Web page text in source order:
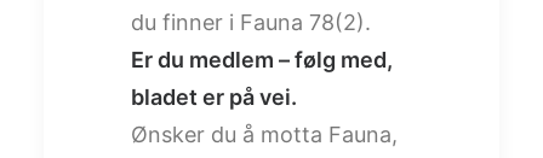
du finner i Fauna 78(2).
Er du medlem – følg med,
bladet er på vei.
Ønsker du å motta Fauna,